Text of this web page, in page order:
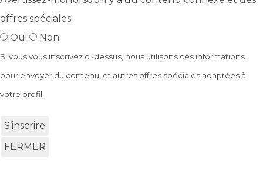
offres spéciales.
Oui
Non
Si vous vous inscrivez ci-dessus, nous utilisons ces informations
pour envoyer du contenu, et autres offres spéciales adaptées à
votre profil.
S’inscrire
FERMER